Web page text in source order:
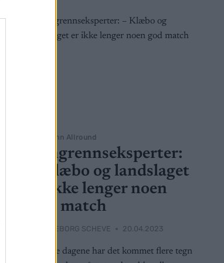
Langrenn Allround
Langrennseksperter:
– Klæbo og landslaget
er ikke lenger noen
god match
INGEBORG SCHEVE 20.04.2023
De siste dagene har det kommet flere tegn